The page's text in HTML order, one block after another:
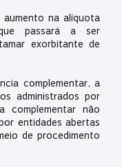
na alíquota
passará a ser
exorbitante de
complementar, a
administrados por
complementar não
entidades abertas
de procedimento